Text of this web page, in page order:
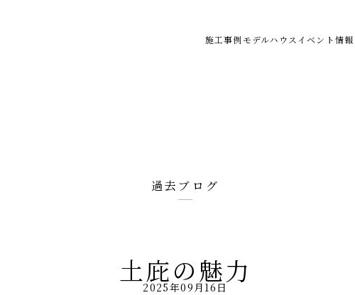
施工事例モデルハウス イベント情報
過去ブログ
土庇の魅力
2025年09月16日